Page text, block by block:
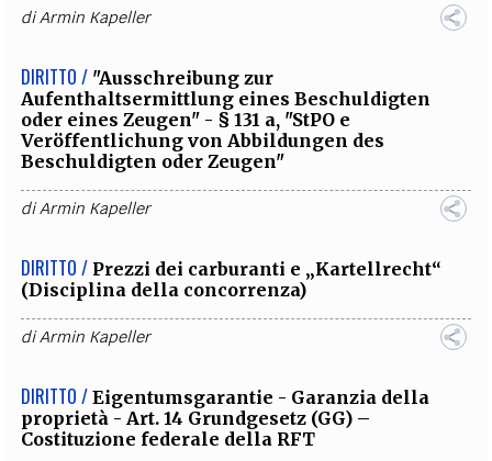
diArmin Kapeller
DIRITTO / "Ausschreibung zur
Aufenthaltsermittlung eines Beschuldigten
oder eines Zeugen" - § 131 a, "StPO e
Veröffentlichung von Abbildungen des
Beschuldigten oder Zeugen"
diArmin Kapeller
DIRITTO / Prezzi dei carburanti e „Kartellrecht“
(Disciplina della concorrenza)
diArmin Kapeller
DIRITTO / Eigentumsgarantie - Garanzia della
proprietà - Art. 14 Grundgesetz (GG) –
Costituzione federale della RFT